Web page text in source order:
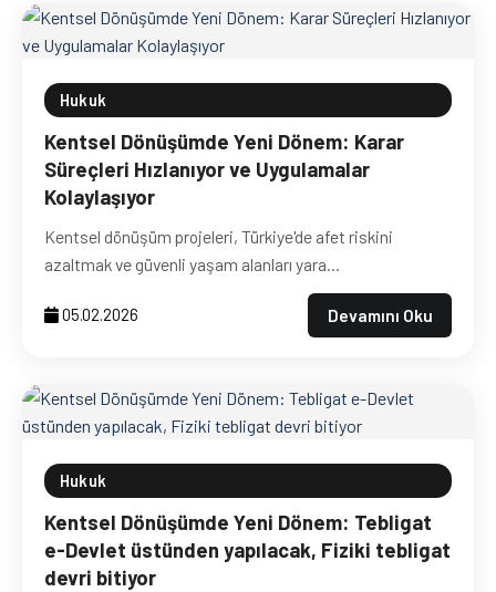
Hukuk
Kentsel Dönüşümde Yeni Dönem: Karar
Süreçleri Hızlanıyor ve Uygulamalar
Kolaylaşıyor
Kentsel dönüşüm projeleri, Türkiye'de afet riskini
azaltmak ve güvenli yaşam alanları yara...
05.02.2026 Devamını Oku
Hukuk
Kentsel Dönüşümde Yeni Dönem: Tebligat
e-Devlet üstünden yapılacak, Fiziki tebligat
devri bitiyor